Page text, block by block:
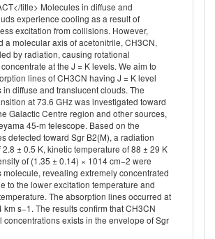
title> Molecules in diffuse and
experience cooling as a result of
excitation from collisions. However,
a molecular axis of acetonitrile, CH3CN,
by radiation, causing rotational
at the J = K levels. We aim to
lines of CH3CN having J = K level
in diffuse and translucent clouds. The
at 73.6 GHz was investigated toward
Galactic Centre region and other sources,
45-m telescope. Based on the
detected toward Sgr B2(M), a radiation
± 0.5 K, kinetic temperature of 88 ± 29 K
of (1.35 ± 0.14) × 1014 cm−2 were
molecule, revealing extremely concentrated
to the lower excitation temperature and
The absorption lines occurred at
km s−1. The results confirm that CH3CN
concentrations exists in the envelope of Sgr